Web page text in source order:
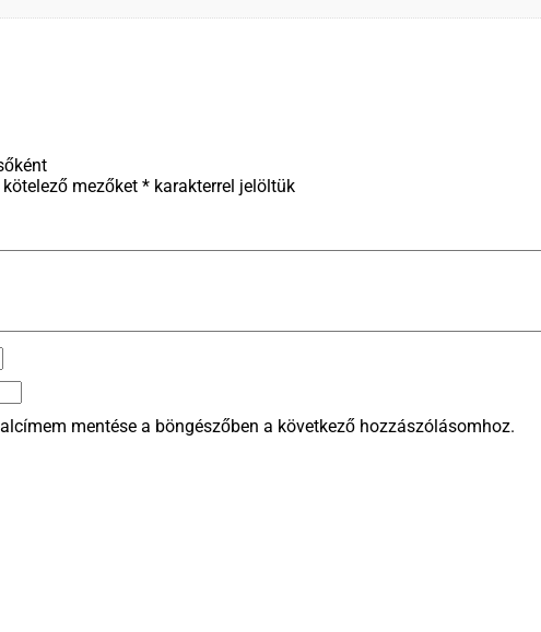
kötelező mezőket * karakterrel jelöltük
mentése a böngészőben a következő hozzászólásomhoz.